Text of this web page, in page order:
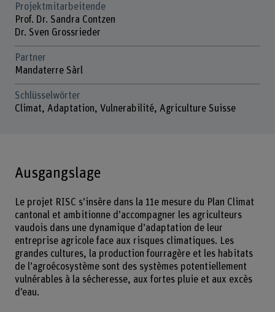
Projektmitarbeitende
Prof. Dr. Sandra Contzen
Dr. Sven Grossrieder
Partner
Mandaterre Sàrl
Schlüsselwörter
Climat, Adaptation, Vulnerabilité, Agriculture Suisse
Ausgangslage
Le projet RISC s’insère dans la 11e mesure du Plan Climat
cantonal et ambitionne d’accompagner les agriculteurs
vaudois dans une dynamique d’adaptation de leur
entreprise agricole face aux risques climatiques. Les
grandes cultures, la production fourragère et les habitats
de l’agroécosystème sont des systèmes potentiellement
vulnérables à la sécheresse, aux fortes pluie et aux excès
d’eau.